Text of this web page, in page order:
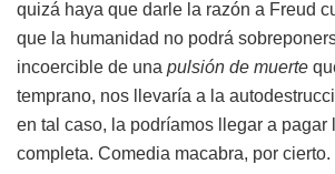
quizá haya que darle la razón a Freud
que la humanidad no podrá
incoercible de una pulsión de muerte
temprano, nos llevaría a la
en tal caso, la podríamos llegar a pagar
completa. Comedia macabra, por cierto.